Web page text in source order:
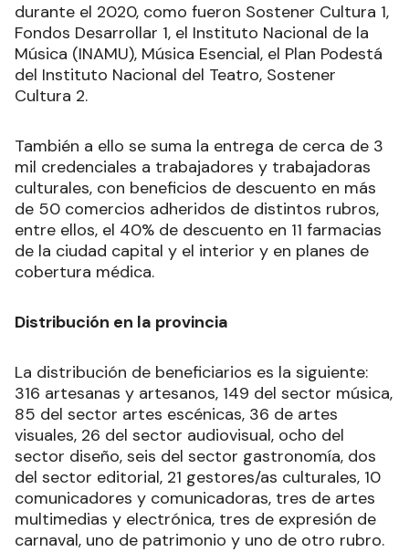
durante el 2020, como fueron Sostener Cultura 1,
Fondos Desarrollar 1, el Instituto Nacional de la
Música (INAMU), Música Esencial, el Plan Podestá
del Instituto Nacional del Teatro, Sostener
Cultura 2.
También a ello se suma la entrega de cerca de 3
mil credenciales a trabajadores y trabajadoras
culturales, con beneficios de descuento en más
de 50 comercios adheridos de distintos rubros,
entre ellos, el 40% de descuento en 11 farmacias
de la ciudad capital y el interior y en planes de
cobertura médica.
Distribución en la provincia
La distribución de beneficiarios es la siguiente:
316 artesanas y artesanos, 149 del sector música,
85 del sector artes escénicas, 36 de artes
visuales, 26 del sector audiovisual, ocho del
sector diseño, seis del sector gastronomía, dos
del sector editorial, 21 gestores/as culturales, 10
comunicadores y comunicadoras, tres de artes
multimedias y electrónica, tres de expresión de
carnaval, uno de patrimonio y uno de otro rubro.